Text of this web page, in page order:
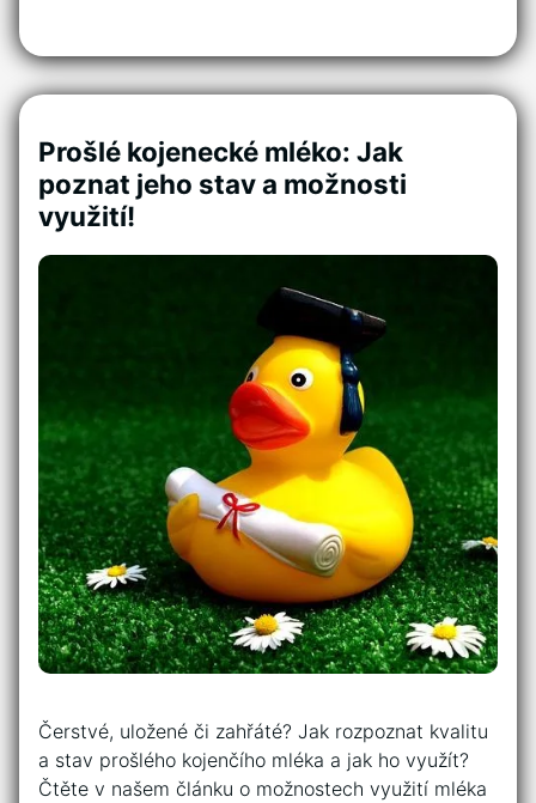
Prošlé kojenecké mléko: Jak
poznat jeho stav a možnosti
využití!
Čerstvé, uložené či zahřáté? Jak rozpoznat kvalitu
a stav prošlého kojenčího mléka a jak ho využít?
Čtěte v našem článku o možnostech využití mléka